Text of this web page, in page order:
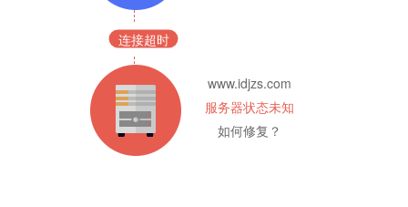
连接超时
www.idjzs.com
服务器状态未知
如何修复？